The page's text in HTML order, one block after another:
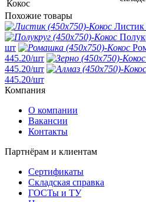
Кокос
Похожие товары
Листик
шт
445.20/шт
445.20/шт
445.20/шт
Компания
О компании
Вакансии
Контакты
Партнёрам и клиентам
Сертификаты
Складская справка
ГОСТы и ТУ